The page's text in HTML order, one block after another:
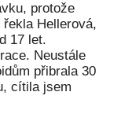
protože
Hellerová,
17 let.
Neustále
přibrala 30
cítila jsem